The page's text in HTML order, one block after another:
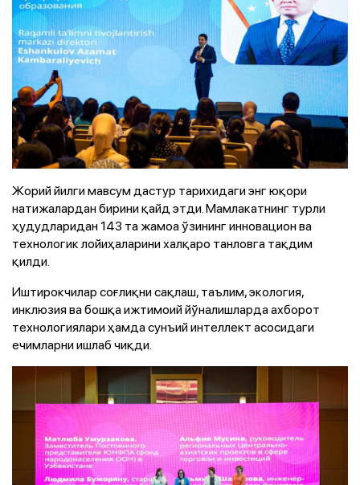
Жорий йилги мавсум дастур тарихидаги энг юқори
натижалардан бирини қайд этди. Мамлакатнинг турли
ҳудудларидан 143 та жамоа ўзининг инновацион ва
технологик лойиҳаларини халқаро танловга тақдим
қилди.
Иштирокчилар соғлиқни сақлаш, таълим, экология,
инклюзия ва бошқа ижтимоий йўналишларда ахборот
технологиялари ҳамда сунъий интеллект асосидаги
ечимларни ишлаб чиқди.